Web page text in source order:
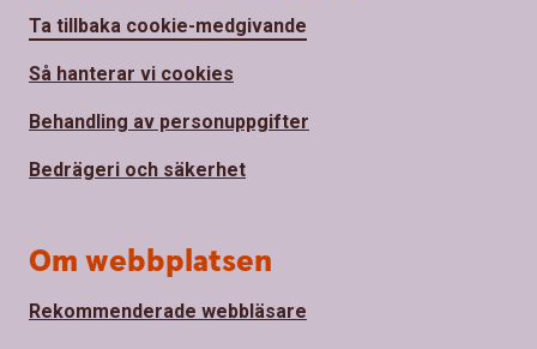
Ta tillbaka cookie-medgivande
Så hanterar vi cookies
Behandling av personuppgifter
Bedrägeri och säkerhet
Om webbplatsen
Rekommenderade webbläsare